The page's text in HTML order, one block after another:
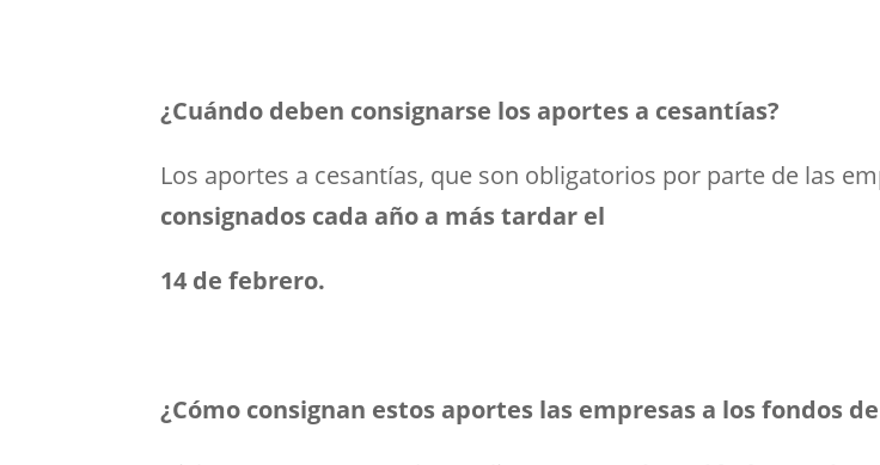
¿Cuándo deben consignarse los aportes a cesantías?
Los aportes a cesantías, que son obligatorios por parte de las
consignados cada año a más tardar el
14 de febrero.
¿Cómo consignan estos aportes las empresas a los fondos